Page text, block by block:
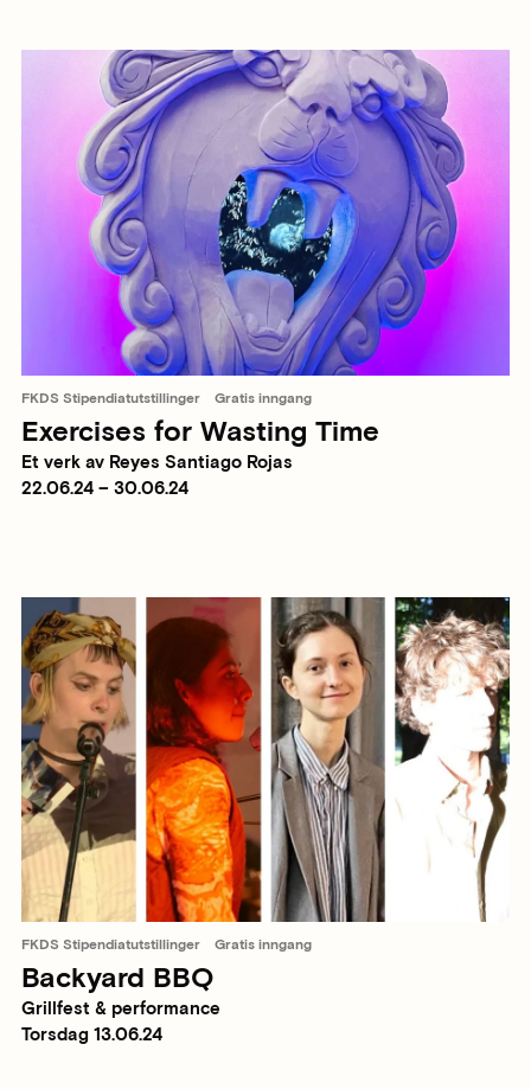
FKDS Stipendiatutstillinger Gratis inngang
Exercises for Wasting Time
Et verk av Reyes Santiago Rojas
22.06.24 – 30.06.24
FKDS Stipendiatutstillinger Gratis inngang
Backyard BBQ
Grillfest & performance
Torsdag 13.06.24